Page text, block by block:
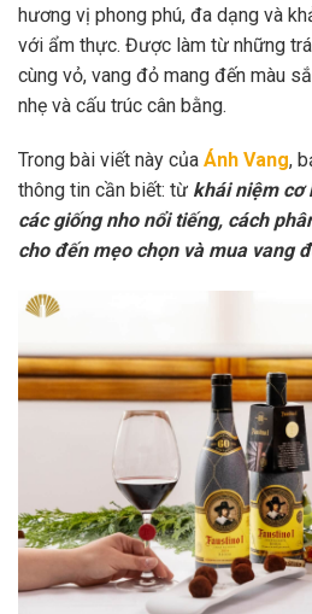
hương vị phong phú, đa dạng và
với ẩm thực. Được làm từ những
cùng vỏ, vang đỏ mang đến màu
nhẹ và cấu trúc cân bằng.
Trong bài viết này của Ánh Vang,
thông tin cần biết: từ khái niệm cơ
các giống nho nổi tiếng, cách
cho đến mẹo chọn và mua vang